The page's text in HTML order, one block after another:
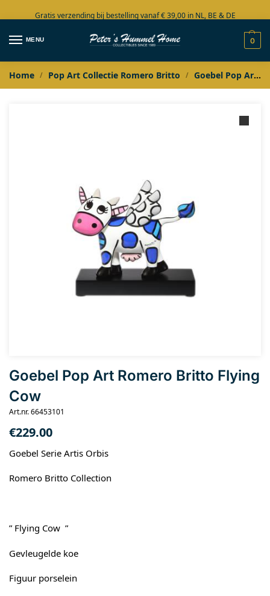
Gratis verzending bij bestelling vanaf € 39,00 in NL, BE & DE
Grote collectie in voorraad
MENU 0
Home / Pop Art Collectie Romero Britto / Goebel Pop Art Romero Britto
Goebel Pop Art Romero Britto Flying
Cow
Art.nr. 66453101
€229.00
Goebel Serie Artis Orbis
Romero Britto Collection
” Flying Cow ”
Gevleugelde koe
Figuur porselein